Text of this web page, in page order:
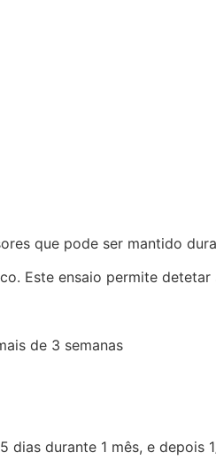
que pode ser mantido
Este ensaio permite
de 3 semanas
dias durante 1 mês, e depois